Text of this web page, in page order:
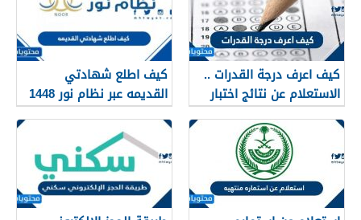
كيف اعرف درجة القدرات ..
الاستعلام عن نتائج اختبار
القدرات 1448
كيف اطلع شهادتي
القديمه عبر نظام نور 1448